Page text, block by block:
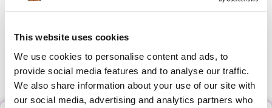
This website uses cookies
We use cookies to personalise content and ads, to
provide social media features and to analyse our traffic.
We also share information about your use of our site with
our social media, advertising and analytics partners who